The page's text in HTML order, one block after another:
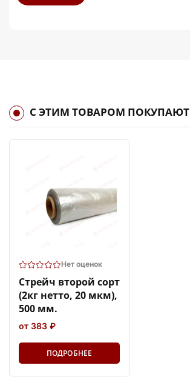
С ЭТИМ ТОВАРОМ ПОКУПАЮТ
Нет оценок
Стрейч второй сорт
(2кг нетто, 20 мкм),
500 мм.
от 383 ₽
ПОДРОБНЕЕ